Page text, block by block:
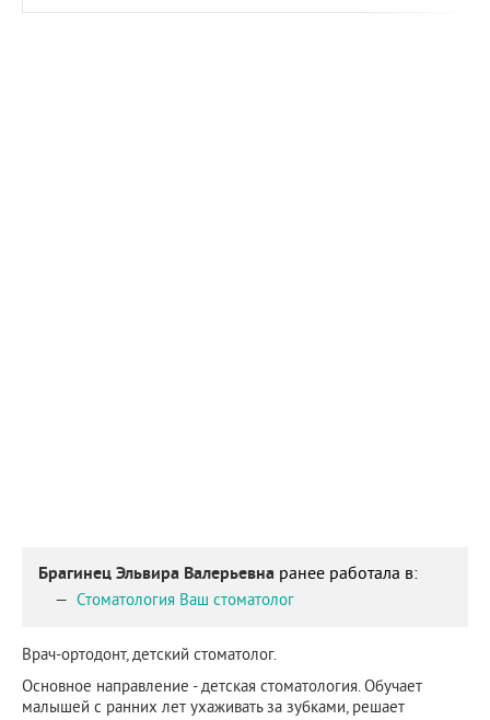
Брагинец Эльвира Валерьевна ранее работала в:
Стоматология Ваш стоматолог
Врач-ортодонт, детский стоматолог.
Основное направление - детская стоматология. Обучает
малышей с ранних лет ухаживать за зубками, решает